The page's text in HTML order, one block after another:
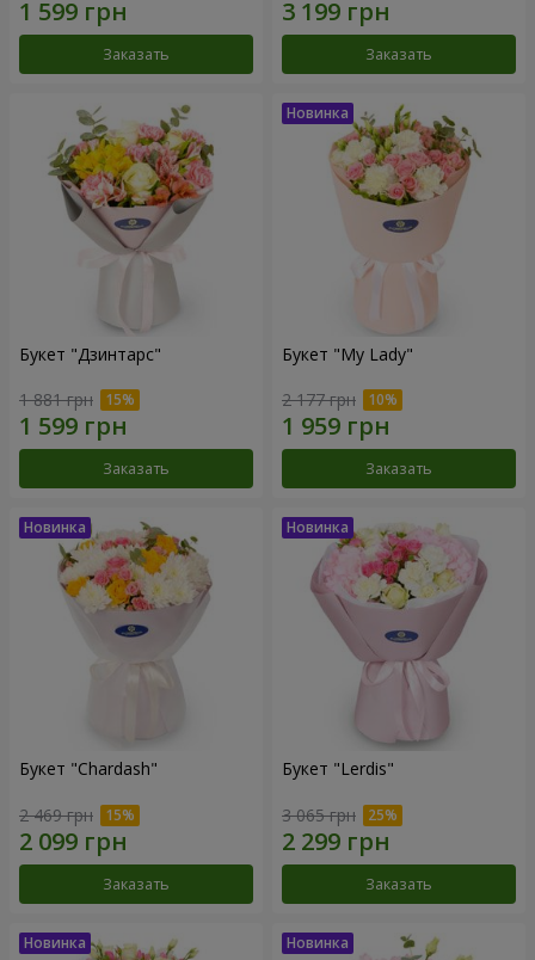
Заказать Заказать
Букет "Дзинтарс"
1 881 грн
Заказать
Букет "My Lady"
2 177 грн
Заказать
Букет "Chardash"
2 469 грн
Заказать
Букет "Lerdis"
3 065 грн
Заказать